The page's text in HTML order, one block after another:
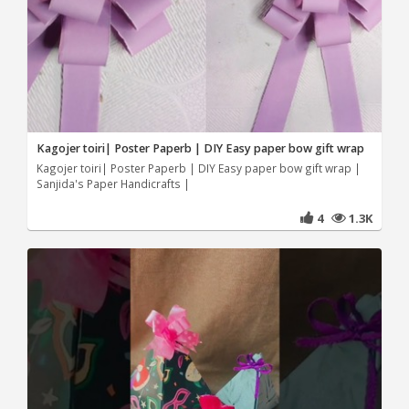
Kagojer toiri| Poster Paperb | DIY Easy paper bow gift wrap
Kagojer toiri| Poster Paperb | DIY Easy paper bow gift wrap |
Sanjida's Paper Handicrafts |
4 1.3K